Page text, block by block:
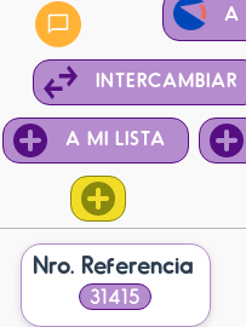
A
INTERCAMBIAR
A MI LISTA
Nro. Referencia
31415